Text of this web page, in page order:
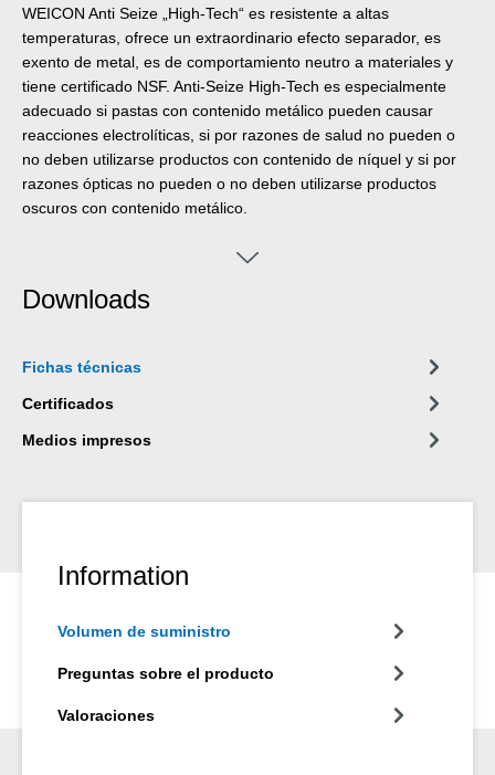
WEICON Anti Seize „High-Tech“ es resistente a altas
temperaturas, ofrece un extraordinario efecto separador, es
exento de metal, es de comportamiento neutro a materiales y
tiene certificado NSF. Anti-Seize High-Tech es especialmente
adecuado si pastas con contenido metálico pueden causar
reacciones electrolíticas, si por razones de salud no pueden o
no deben utilizarse productos con contenido de níquel y si por
razones ópticas no pueden o no deben utilizarse productos
oscuros con contenido metálico.
Downloads
Fichas técnicas
Certificados
Medios impresos
Information
Volumen de suministro
Preguntas sobre el producto
Valoraciones